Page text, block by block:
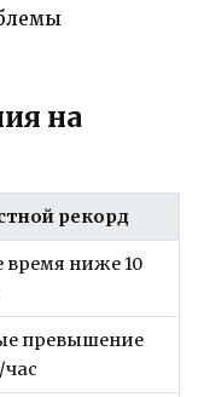
на
рекорд
время ниже 10
превышение